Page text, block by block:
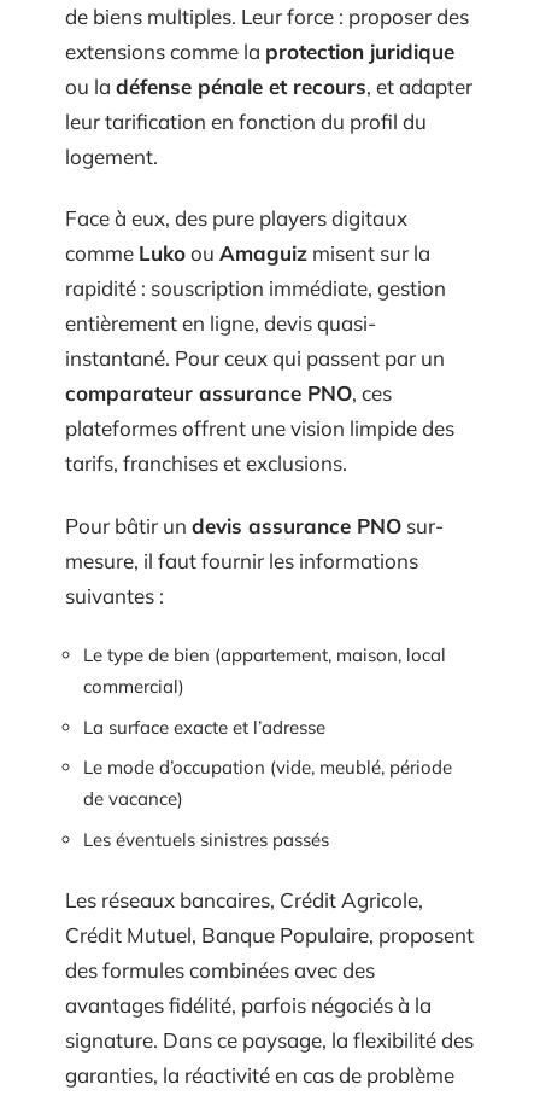
de biens multiples. Leur force : proposer des
extensions comme la protection juridique
ou la défense pénale et recours, et adapter
leur tarification en fonction du profil du
logement.
Face à eux, des pure players digitaux
comme Lukoou Amaguiz misent sur la
rapidité : souscription immédiate, gestion
entièrement en ligne, devis quasi-
instantané. Pour ceux qui passent par un
comparateur assurance PNO, ces
plateformes offrent une vision limpide des
tarifs, franchises et exclusions.
Pour bâtir un devis assurance PNO sur-
mesure, il faut fournir les informations
suivantes :
Le type de bien (appartement, maison, local
commercial)
La surface exacte et l’adresse
Le mode d’occupation (vide, meublé, période
de vacance)
Les éventuels sinistres passés
Les réseaux bancaires, Crédit Agricole,
Crédit Mutuel, Banque Populaire, proposent
des formules combinées avec des
avantages fidélité, parfois négociés à la
signature. Dans ce paysage, la flexibilité des
garanties, la réactivité en cas de problème